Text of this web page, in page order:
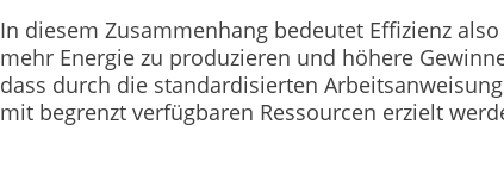
In diesem Zusammenhang bedeutet Effizienz
mehr Energie zu produzieren und höhere
dass durch die standardisierten
mit begrenzt verfügbaren Ressourcen erzielt